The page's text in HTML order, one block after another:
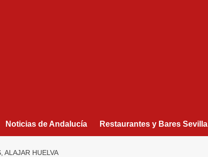
Noticias de Andalucía Restaurantes y Bares Sevilla
ALAJAR HUELVA